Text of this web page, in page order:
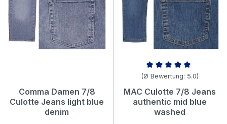
Comma Damen 7/8
Culotte Jeans light blue
denim
Durchschnittliche Bewertung
(Ø Bewertung: 5.0)
MAC Culotte 7/8 Jeans
authentic mid blue
washed